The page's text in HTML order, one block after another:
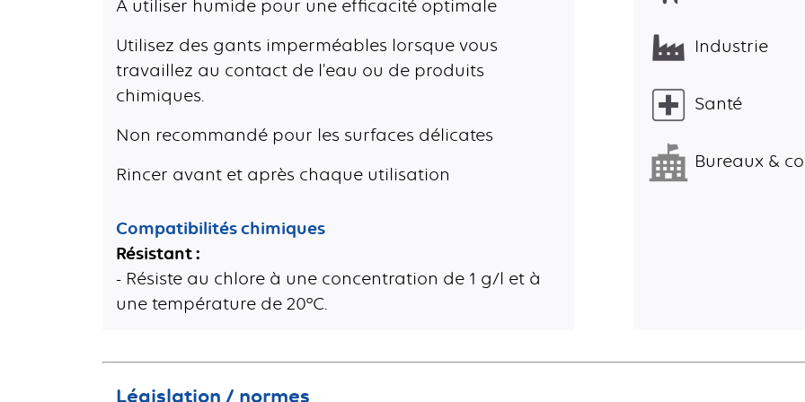
A utiliser humide pour une efficacité optimale
Utilisez des gants imperméables lorsque vous
travaillez au contact de l'eau ou de produits
chimiques.
Non recommandé pour les surfaces délicates
Rincer avant et après chaque utilisation
Compatibilités chimiques
Résistant :
- Résiste au chlore à une concentration de 1 g/l et à
une température de 20°C.
Industrie
Santé
Bureaux &
Législation / normes